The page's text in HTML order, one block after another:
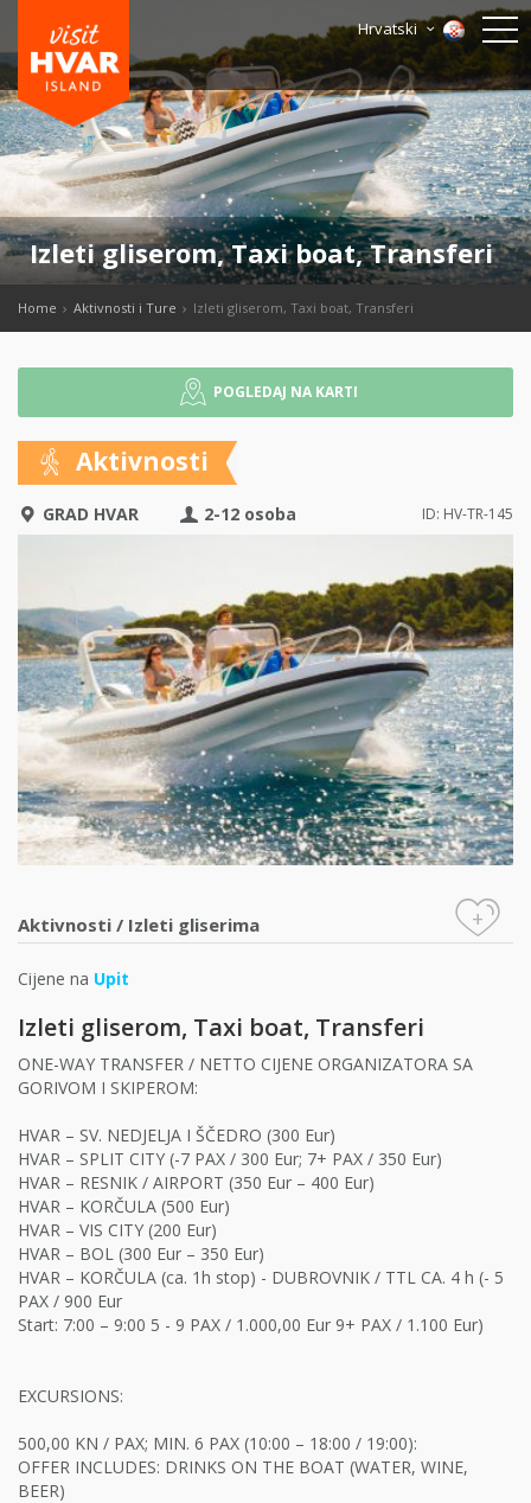
Hrvatski
Izleti gliserom, Taxi boat, Transferi
Home Aktivnosti i Ture Izleti gliserom, Taxi boat, Transferi
POGLEDAJ NA KARTI
Aktivnosti
GRAD HVAR 2-12 osoba ID: HV-TR-145
Aktivnosti / Izleti gliserima +
Cijene na Upit
Izleti gliserom, Taxi boat, Transferi
ONE-WAY TRANSFER / NETTO CIJENE ORGANIZATORA SA
GORIVOM I SKIPEROM:
HVAR – SV. NEDJELJA I ŠČEDRO (300 Eur)
HVAR – SPLIT CITY (-7 PAX / 300 Eur; 7+ PAX / 350 Eur)
HVAR – RESNIK / AIRPORT (350 Eur – 400 Eur)
HVAR – KORČULA (500 Eur)
HVAR – VIS CITY (200 Eur)
HVAR – BOL (300 Eur – 350 Eur)
HVAR – KORČULA (ca. 1h stop) - DUBROVNIK / TTL CA. 4 h (- 5
PAX / 900 Eur
Start: 7:00 – 9:00 5 - 9 PAX / 1.000,00 Eur 9+ PAX / 1.100 Eur)
EXCURSIONS:
500,00 KN / PAX; MIN. 6 PAX (10:00 – 18:00 / 19:00):
OFFER INCLUDES: DRINKS ON THE BOAT (WATER, WINE,
BEER)